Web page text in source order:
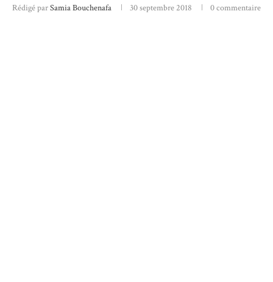
Rédigé parSamia Bouchenafa 30 septembre 2018 0 commentaire